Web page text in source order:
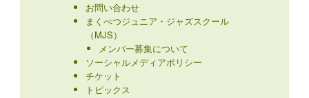
お問い合わせ
まくべつジュニア・ジャズスクール
（MJS）
メンバー募集について
ソーシャルメディアポリシー
チケット
トピックス